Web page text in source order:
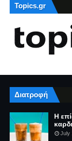
Topics.gr
Διατροφή
Η
July